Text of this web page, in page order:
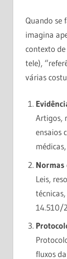
Quando se
imagina
contexto
tele),
várias
Artigos,
ensaios
Normas
Leis,
14.510/
fluxos